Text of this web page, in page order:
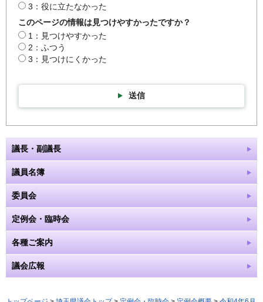
3：役に立たなかった
このページの情報は見つけやすかったですか？
1：見つけやすかった
2：ふつう
3：見つけにくかった
送信
議長・副議長
議員名簿
委員会
定例会・臨時会
各種ご案内
議会広報